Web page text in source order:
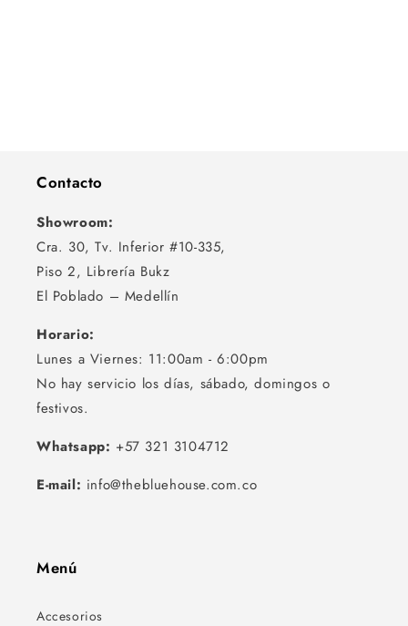
Contacto
Showroom:
Cra. 30, Tv. Inferior #10-335,
Piso 2, Librería Bukz
El Poblado – Medellín
Horario:
Lunes a Viernes: 11:00am - 6:00pm
No hay servicio los días, sábado, domingos o
festivos.
Whatsapp: +57 321 3104712
E-mail: info@thebluehouse.com.co
Menú
Accesorios